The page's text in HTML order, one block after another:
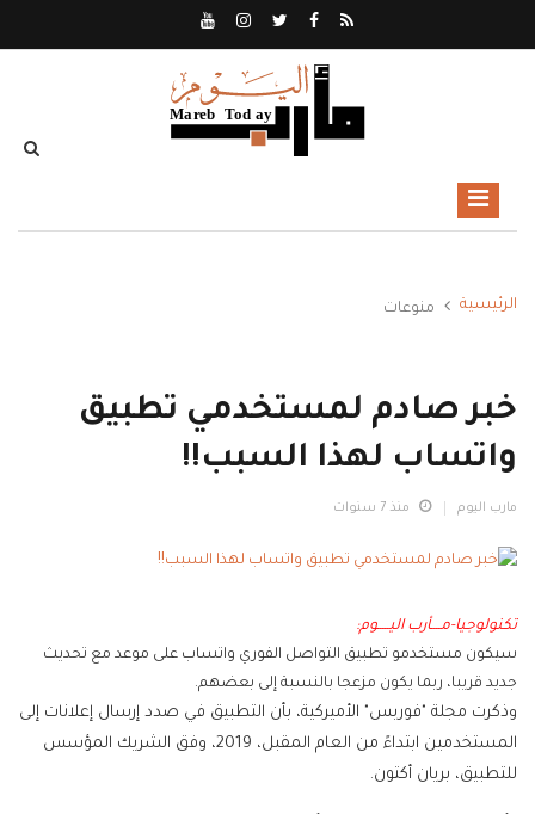
الرئيسية منوعات
خبر صادم لمستخدمي تطبيق
واتساب لهذا السبب!!
مارب اليوم منذ 7 سنوات
تكنولوجيا-مــــأرب اليـــــوم:
سيكون مستخدمو تطبيق التواصل الفوري واتساب على موعد مع تحديث
جديد قريبا، ربما يكون مزعجا بالنسبة إلى بعضهم.
وذكرت مجلة "فوربس" الأميركية، بأن التطبيق في صدد إرسال إعلانات إلى
المستخدمين ابتداءً من العام المقبل، 2019، وفق الشريك المؤسس
للتطبيق، بريان أكتون.